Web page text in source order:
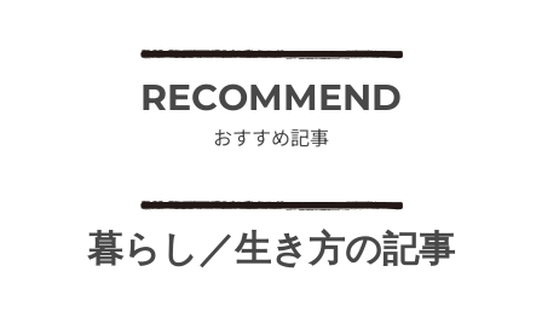
RECOMMEND
おすすめ記事
暮らし／生き方の記事